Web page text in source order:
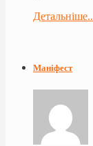
Маніфест